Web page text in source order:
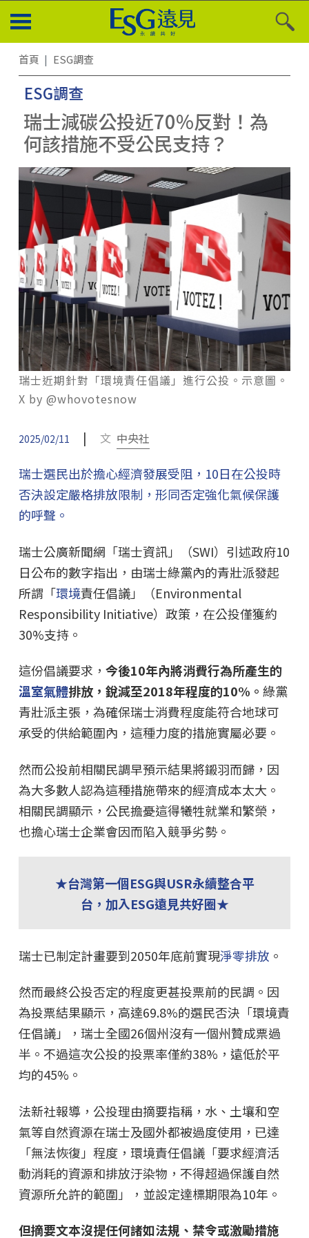
首頁 ESG調查
ESG調查
瑞士減碳公投近70%反對！為
何該措施不受公民支持？
瑞士近期針對「環境責任倡議」進行公投。示意圖。
X by @whovotesnow
2025/02/11 | 文 中央社
瑞士選民出於擔心經濟發展受阻，10日在公投時
否決設定嚴格排放限制，形同否定強化氣候保護
的呼聲。
瑞士公廣新聞網「瑞士資訊」（SWI）引述政府10
日公布的數字指出，由瑞士綠黨內的青壯派發起
所謂「環境責任倡議」（Environmental
Responsibility Initiative）政策，在公投僅獲約
30%支持。
這份倡議要求， 今後10年內將消費行為所產生的
溫室氣體排放，銳減至2018年程度的10%。 綠黨
青壯派主張，為確保瑞士消費程度能符合地球可
承受的供給範圍內，這種力度的措施實屬必要。
然而公投前相關民調早預示結果將鎩羽而歸，因
為大多數人認為這種措施帶來的經濟成本太大。
相關民調顯示，公民擔憂這得犧牲就業和繁榮，
也擔心瑞士企業會因而陷入競爭劣勢。
★台灣第一個ESG與USR永續整合平
台，加入ESG遠見共好圈★
瑞士已制定計畫要到2050年底前實現淨零排放 。
然而最終公投否定的程度更甚投票前的民調。因
為投票結果顯示，高達69.8%的選民否決「環境責
任倡議」，瑞士全國26個州沒有一個州贊成票過
半。不過這次公投的投票率僅約38%，遠低於平
均的45%。
法新社報導，公投理由摘要指稱，水、土壤和空
氣等自然資源在瑞士及國外都被過度使用，已達
「無法恢復」程度，環境責任倡議「要求經濟活
動消耗的資源和排放汙染物，不得超過保護自然
資源所允許的範圍」，並設定達標期限為10年。
但摘要文本沒提任何諸如法規、禁令或激勵措施